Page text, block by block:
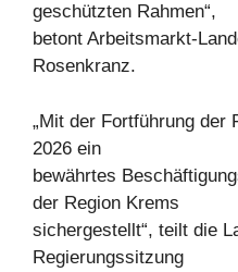
geschützten Rahmen“,
betont Arbeitsmarkt-
Rosenkranz.
„Mit der Fortführung der
2026 ein
bewährtes
der Region Krems
sichergestellt“, teilt die
Regierungssitzung